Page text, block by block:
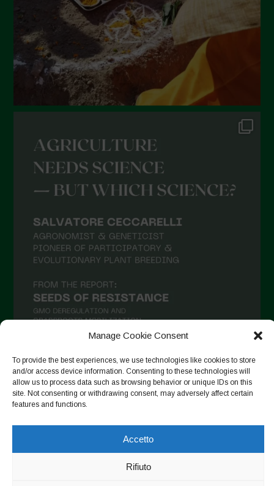
Manage Cookie Consent
To provide the best experiences, we use technologies like cookies to store
and/or access device information. Consenting to these technologies will
allow us to process data such as browsing behavior or unique IDs on this
site. Not consenting or withdrawing consent, may adversely affect certain
features and functions.
Accetto
Rifiuto
Febbraio 2022
Gennaio 2022
Dicembre 2021
Novembre 2021
Settembre 2021
Agosto 2021
Luglio 2021
Aprile 2021
Febbraio 2021
Gennaio 2021
Novembre 2020
Ottobre 2020
Agosto 2020
Luglio 2020
Segui su Instagram
Copyright © 2026. All rights reserved.
Cookie Policy